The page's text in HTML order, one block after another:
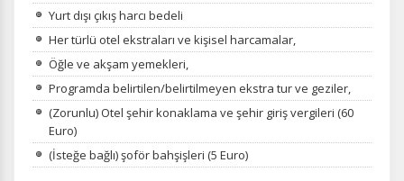
Yurt dışı çıkış harcı bedeli
Her türlü otel ekstraları ve kişisel harcamalar,
Öğle ve akşam yemekleri,
Programda belirtilen/belirtilmeyen ekstra tur ve geziler,
(Zorunlu) Otel şehir konaklama ve şehir giriş vergileri (60
Euro)
(İsteğe bağlı) şoför bahşişleri (5 Euro)